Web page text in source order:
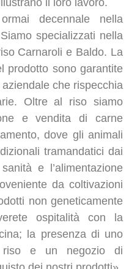
il loro lavoro.
ormai decennale nella
specializzati nella
Carnaroli e Baldo. La
prodotto sono garantite
che rispecchia
Oltre al riso siamo
e vendita di carne
dove gli animali
tramandatici dai
e l’alimentazione
da coltivazioni
non geneticamente
ospitalità con la
la presenza di uno
riso e un negozio di